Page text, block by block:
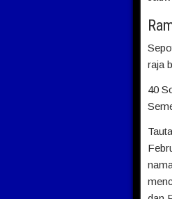
raja
40